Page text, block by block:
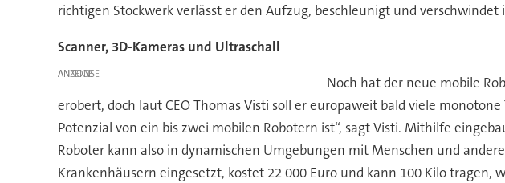
richtigen Stockwerk verlässt er den Aufzug, beschleunigt und
Scanner, 3D-Kameras und Ultraschall
ANZEIGE
Noch hat der neue mobile
erobert, doch laut CEO Thomas Visti soll er europaweit bald viele
Potenzial von ein bis zwei mobilen Robotern ist“, sagt Visti. Mithilfe
Roboter kann also in dynamischen Umgebungen mit Menschen und
Krankenhäusern eingesetzt, kostet 22 000 Euro und kann 100 Kilo